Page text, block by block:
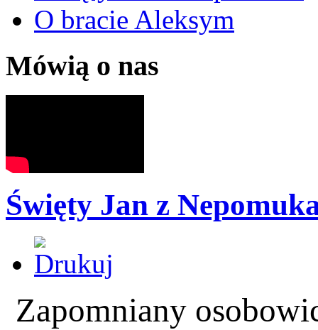
O bracie Aleksym
Mówią o nas
Święty Jan z
Zapomniany